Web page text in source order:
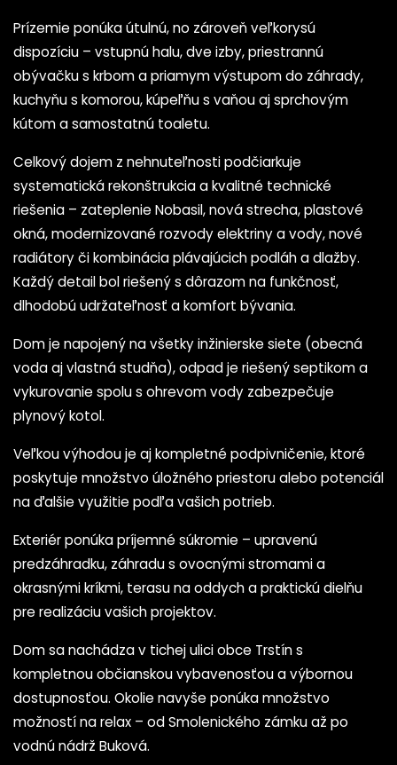
Prízemie ponúka útulnú, no zároveň veľkorysú
dispozíciu – vstupnú halu, dve izby, priestrannú
obývačku s krbom a priamym výstupom do záhrady,
kuchyňu s komorou, kúpeľňu s vaňou aj sprchovým
kútom a samostatnú toaletu.
Celkový dojem z nehnuteľnosti podčiarkuje
systematická rekonštrukcia a kvalitné technické
riešenia – zateplenie Nobasil, nová strecha, plastové
okná, modernizované rozvody elektriny a vody, nové
radiátory či kombinácia plávajúcich podláh a dlažby.
Každý detail bol riešený s dôrazom na funkčnosť,
dlhodobú udržateľnosť a komfort bývania.
Dom je napojený na všetky inžinierske siete (obecná
voda aj vlastná studňa), odpad je riešený septikom a
vykurovanie spolu s ohrevom vody zabezpečuje
plynový kotol.
Veľkou výhodou je aj kompletné podpivničenie, ktoré
poskytuje množstvo úložného priestoru alebo potenciál
na ďalšie využitie podľa vašich potrieb.
Exteriér ponúka príjemné súkromie – upravenú
predzáhradku, záhradu s ovocnými stromami a
okrasnými kríkmi, terasu na oddych a praktickú dielňu
pre realizáciu vašich projektov.
Dom sa nachádza v tichej ulici obce Trstín s
kompletnou občianskou vybavenosťou a výbornou
dostupnosťou. Okolie navyše ponúka množstvo
možností na relax – od Smolenického zámku až po
vodnú nádrž Buková.